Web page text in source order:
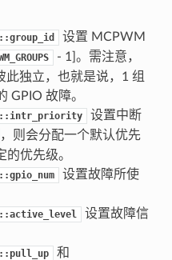
设置 MCPWM
- 1]。需注意，
此独立，也就是说，1 组
GPIO 故障。
设置中断
，则会分配一个默认优先
优先级。
设置故障所使
设置故障信
和